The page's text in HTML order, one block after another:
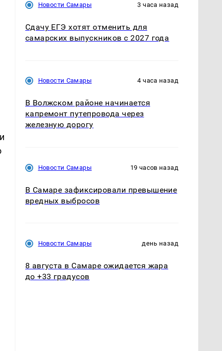
Новости Самары 3 часа назад
Сдачу ЕГЭ хотят отменить для
самарских выпускников с 2027 года
Новости Самары 4 часа назад
В Волжском районе начинается
капремонт путепровода через
железную дорогу
Новости Самары 19 часов назад
В Самаре зафиксировали превышение
вредных выбросов
Новости Самары день назад
8 августа в Самаре ожидается жара
до +33 градусов